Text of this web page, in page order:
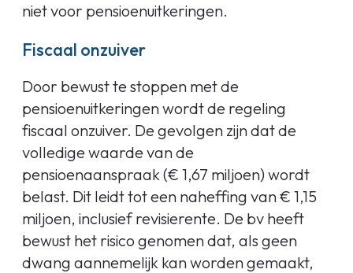
niet voor pensioenuitkeringen.
Fiscaal onzuiver
Door bewust te stoppen met de
pensioenuitkeringen wordt de regeling
fiscaal onzuiver. De gevolgen zijn dat de
volledige waarde van de
pensioenaanspraak (€ 1,67 miljoen) wordt
belast. Dit leidt tot een naheffing van € 1,15
miljoen, inclusief revisierente. De bv heeft
bewust het risico genomen dat, als geen
dwang aannemelijk kan worden gemaakt,